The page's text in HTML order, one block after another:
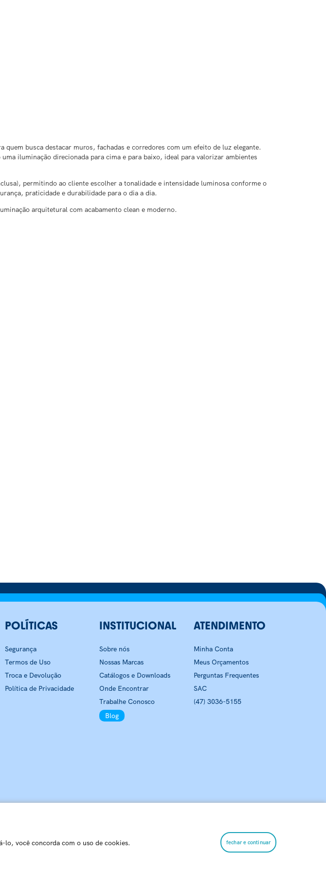
busca destacar muros, fachadas e corredores com um efeito de luz elegante.
iluminação direcionada para cima e para baixo, ideal para valorizar ambientes
permitindo ao cliente escolher a tonalidade e intensidade luminosa conforme o
praticidade e durabilidade para o dia a dia.
arquitetural com acabamento clean e moderno.
POLÍTICAS
Segurança
Termos de Uso
Troca e Devolução
Política de Privacidade
INSTITUCIONAL
Sobre nós
Nossas Marcas
Catálogos e Downloads
Onde Encontrar
Trabalhe Conosco
Blog
ATENDIMENTO
Minha Conta
Meus Orçamentos
Perguntas Frequentes
SAC
(47) 3036-5155
0001-20
de Distribuição – Rua Bahia, 7800 Passo Manso – 89032-525 – Blumenau – SC
lo, você concorda com o uso de cookies.
fechar e continuar